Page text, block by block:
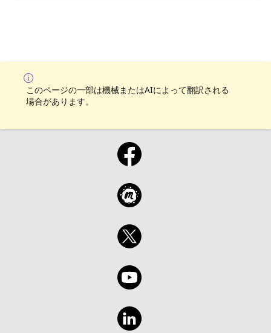
このページの一部は機械またはAIによって翻訳される
場合があります。